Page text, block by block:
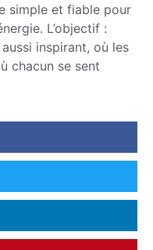
simple et fiable pour
L’objectif :
inspirant, où les
chacun se sent